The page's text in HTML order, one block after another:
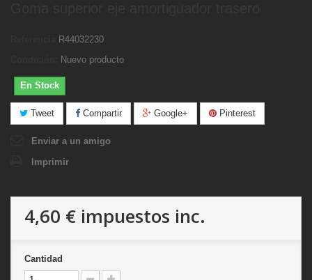
R44032230
Nuevo producto
En Stock
Tweet Compartir Google+ Pinterest
Enviar a un amigo
Imprimir
4,60 € impuestos inc.
Cantidad